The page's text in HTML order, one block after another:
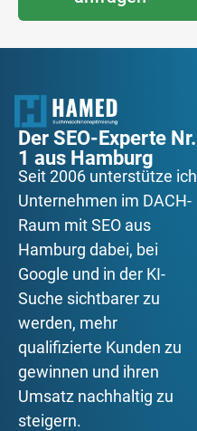
Der SEO-Experte Nr.
1 aus Hamburg
Seit 2006 unterstütze ich
Unternehmen im DACH-
Raum mit SEO aus
Hamburg dabei, bei
Google und in der KI-
Suche sichtbarer zu
werden, mehr
qualifizierte Kunden zu
gewinnen und ihren
Umsatz nachhaltig zu
steigern.